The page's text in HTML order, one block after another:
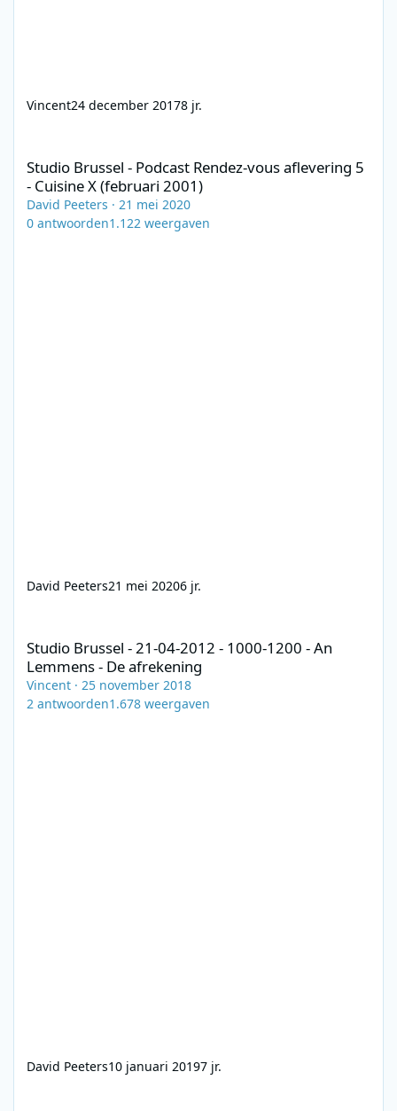
Vincent24 december 20178 jr.
Studio Brussel - Podcast Rendez-vous aflevering 5
- Cuisine X (februari 2001)
David Peeters · 21 mei 2020
0 antwoorden1.122 weergaven
David Peeters21 mei 20206 jr.
Studio Brussel - 21-04-2012 - 1000-1200 - An
Lemmens - De afrekening
Vincent · 25 november 2018
2 antwoorden1.678 weergaven
David Peeters10 januari 20197 jr.